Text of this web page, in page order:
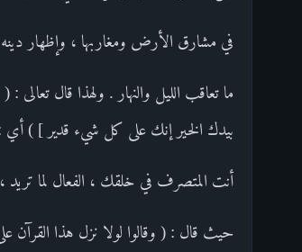
في مشارق الأرض ومغاربها ، وإظهار دينه
ما تعاقب الليل والنهار . ولهذا قال
بيدك الخير إنك على كل شيء قدير ] ) أي
أنت المتصرف في خلقك ، الفعال لما تريد ،
حيث قال : ( وقالوا لولا نزل هذا القرآن على رجل من